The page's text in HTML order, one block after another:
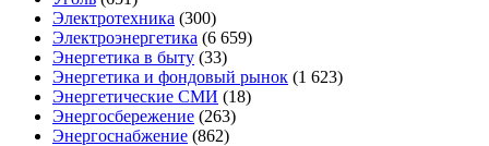
Электротехника (300)
Электроэнергетика (6 659)
Энергетика в быту (33)
Энергетика и фондовый рынок (1 623)
Энергетические СМИ (18)
Энергосбережение (263)
Энергоснабжение (862)